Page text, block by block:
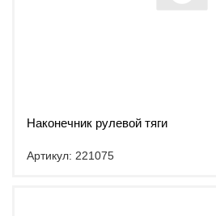
Наконечник рулевой тяги
Артикул: 221075